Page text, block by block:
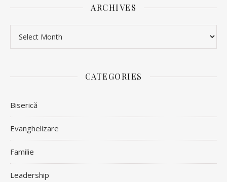
ARCHIVES
CATEGORIES
Biserică
Evanghelizare
Familie
Leadership